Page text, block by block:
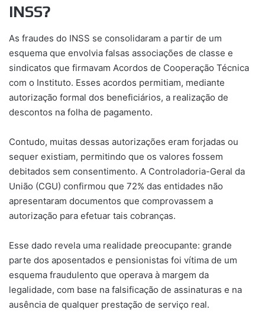
INSS?
As fraudes do INSS se consolidaram a partir de um
esquema que envolvia falsas associações de classe e
sindicatos que firmavam Acordos de Cooperação Técnica
com o Instituto. Esses acordos permitiam, mediante
autorização formal dos beneficiários, a realização de
descontos na folha de pagamento.
Contudo, muitas dessas autorizações eram forjadas ou
sequer existiam, permitindo que os valores fossem
debitados sem consentimento. A Controladoria-Geral da
União (CGU) confirmou que 72% das entidades não
apresentaram documentos que comprovassem a
autorização para efetuar tais cobranças.
Esse dado revela uma realidade preocupante: grande
parte dos aposentados e pensionistas foi vítima de um
esquema fraudulento que operava à margem da
legalidade, com base na falsificação de assinaturas e na
ausência de qualquer prestação de serviço real.